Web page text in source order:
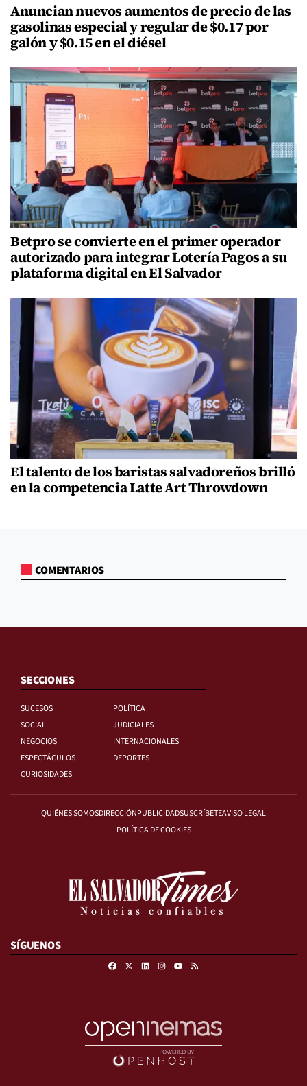
Anuncian nuevos aumentos de precio de las
gasolinas especial y regular de $0.17 por
galón y $0.15 en el diésel
Betpro se convierte en el primer operador
autorizado para integrar Lotería Pagos a su
plataforma digital en El Salvador
El talento de los baristas salvadoreños brilló
en la competencia Latte Art Throwdown
COMENTARIOS
SECCIONES
SUCESOS
POLÍTICA
SOCIAL
JUDICIALES
NEGOCIOS
INTERNACIONALES
ESPECTÁCULOS
DEPORTES
CURIOSIDADES
QUIÉNES SOMOSDIRECCIÓNPUBLICIDADSUSCRÍBETEAVISO LEGAL
POLÍTICA DE COOKIES
SÍGUENOS
FacebookLinkedinInstagram